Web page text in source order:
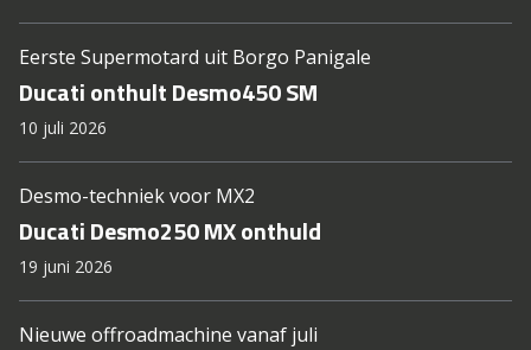
Eerste Supermotard uit Borgo Panigale
Ducati onthult Desmo450 SM
10 juli 2026
Desmo-techniek voor MX2
Ducati Desmo250 MX onthuld
19 juni 2026
Nieuwe offroadmachine vanaf juli